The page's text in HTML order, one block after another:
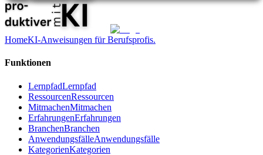
HomeKI-Anweisungen für Berufsprofis.
Funktionen
LernpfadLernpfad
RessourcenRessourcen
MitmachenMitmachen
ErfahrungenErfahrungen
BranchenBranchen
AnwendungsfälleAnwendungsfälle
KategorienKategorien